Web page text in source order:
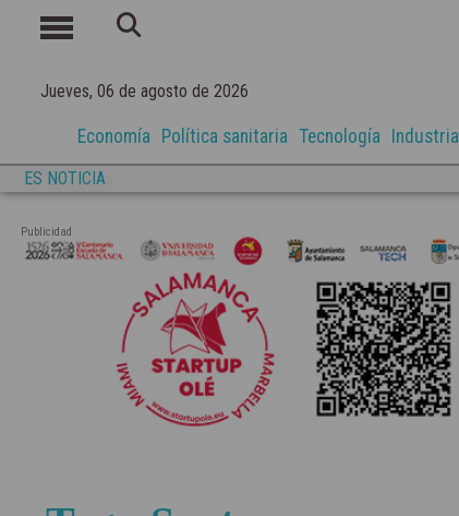
Jueves, 06 de agosto de 2026
Economía Política sanitaria Tecnología Industria
ES NOTICIA
Publicidad